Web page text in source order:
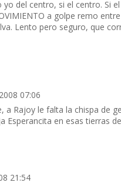
yo del centro, si el centro. Si
a golpe remo
Lento pero seguro, que
07:06
a Rajoy le falta la chispa de
Esperancita en esas tierras
21:54